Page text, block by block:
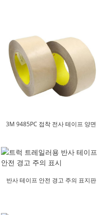
3M 9485PC 접착 전사 테이프 양면
반사 테이프 안전 경고 주의 표지판